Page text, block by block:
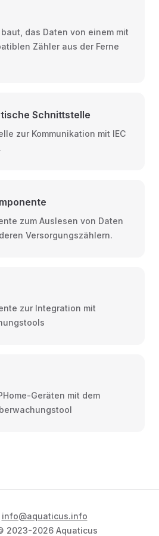
das Daten von einem mit
Zähler aus der Ferne
Schnittstelle
zur Kommunikation mit IEC
zum Auslesen von Daten
Versorgungszählern.
zur Integration mit
Geräten mit dem
info@aquaticus.info
2023-2026 Aquaticus